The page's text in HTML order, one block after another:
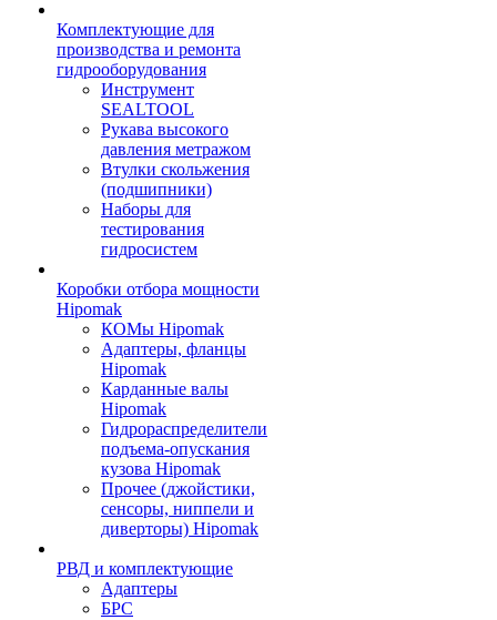
Комплектующие для
производства и ремонта
гидрооборудования
Инструмент
SEALTOOL
Рукава высокого
давления метражом
Втулки скольжения
(подшипники)
Наборы для
тестирования
гидросистем
Коробки отбора мощности
Hipomak
КОМы Hipomak
Адаптеры, фланцы
Hipomak
Карданные валы
Hipomak
Гидрораспределители
подъема-опускания
кузова Hipomak
Прочее (джойстики,
сенсоры, ниппели и
диверторы) Hipomak
РВД и комплектующие
Адаптеры
БРС